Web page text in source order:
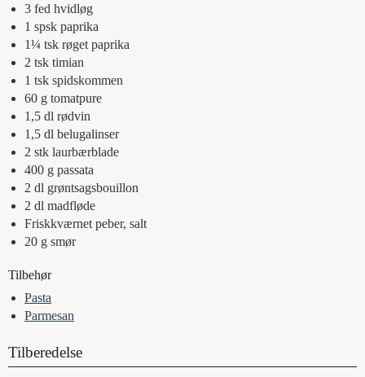
3 fed hvidløg
1 spsk paprika
1¼ tsk røget paprika
2 tsk timian
1 tsk spidskommen
60 g tomatpure
1,5 dl rødvin
1,5 dl belugalinser
2 stk laurbærblade
400 g passata
2 dl grøntsagsbouillon
2 dl madfløde
Friskkværnet peber, salt
20 g smør
Tilbehør
Pasta
Parmesan
Tilberedelse